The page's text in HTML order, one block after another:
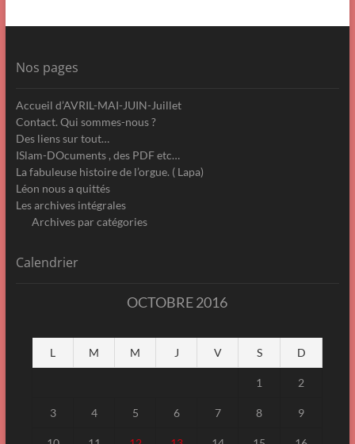
Nos pages
Accueil d’AVRIL-MAI-JUIN-Juillet
Contact. Qui sommes-nous ?
Des liens sur tout…
ISlam-DOcuments , des PDF etc…
La fabuleuse histoire de l’orgue. ( Lapa)
Léon nous a quittés
Les archives intégrales
Archives par catégories
Calendrier
OCTOBRE 2016
L M M J V S D
1 2
3 4 5 6 7 8 9